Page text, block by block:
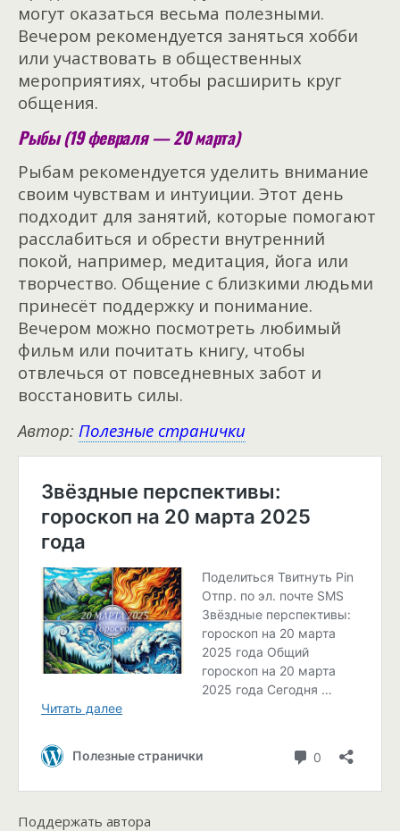
могут оказаться весьма полезными.
Вечером рекомендуется заняться хобби
или участвовать в общественных
мероприятиях, чтобы расширить круг
общения.
Рыбы (19 февраля — 20 марта)
Рыбам рекомендуется уделить внимание
своим чувствам и интуиции. Этот день
подходит для занятий, которые помогают
расслабиться и обрести внутренний
покой, например, медитация, йога или
творчество. Общение с близкими людьми
принесёт поддержку и понимание.
Вечером можно посмотреть любимый
фильм или почитать книгу, чтобы
отвлечься от повседневных забот и
восстановить силы.
Автор: Полезные странички
Поддержать автора